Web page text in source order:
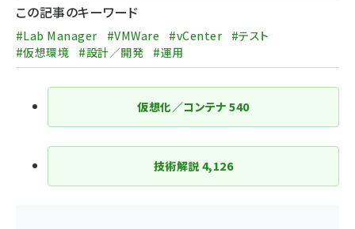
送
この記事のキーワード
#Lab Manager #VMWare #vCenter
#テスト
#仮想環境
#設計／開発 #運用
仮想化／コンテナ540
技術解説 4,126